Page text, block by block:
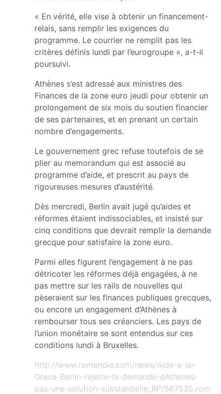
« En vérité, elle vise à obtenir un financement-
relais, sans remplir les exigences du
programme. Le courrier ne remplit pas les
critères définis lundi par l’eurogroupe », a-t-il
poursuivi.
Athènes s’est adressé aux ministres des
Finances de la zone euro jeudi pour obtenir un
prolongement de six mois du soutien financier
de ses partenaires, et en prenant un certain
nombre d’engagements.
Le gouvernement grec refuse toutefois de se
plier au memorandum qui est associé au
programme d’aide, et prescrit au pays de
rigoureuses mesures d’austérité.
Dès mercredi, Berlin avait jugé qu’aides et
réformes étaient indissociables, et insisté sur
cinq conditions que devrait remplir la demande
grecque pour satisfaire la zone euro.
Parmi elles figurent l’engagement à ne pas
détricoter les réformes déjà engagées, à ne
pas mettre sur les rails de nouvelles qui
pèseraient sur les finances publiques grecques,
ou encore un engagement d’Athènes à
rembourser tous ses créanciers. Les pays de
l’union monétaire se sont entendus sur ces
conditions lundi à Bruxelles.
http://www.romandie.com/news/Aide-a-la-
Grece-Berlin-rejette-la-demande-dAthenes-
pas-une-solution-substantielle_RP/567535.rom